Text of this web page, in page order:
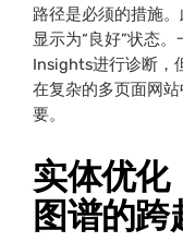
路径是必须的措施
显示为“良好”状态
Insights进行诊断，
在复杂的多页面网
要。
实体优化
图谱的跨